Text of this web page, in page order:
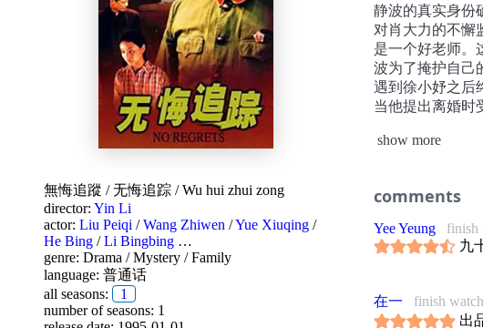
無悔追蹤 /无悔追踪 /Wu hui zhui zong
director: Yin Li
actor: Liu Peiqi /Wang Zhiwen /Yue Xiuqing /
He Bing /Li Bingbing …
genre: Drama /Mystery /Family
language: 普通话
all seasons:
1
number of seasons: 1
静波的真实身份
对肖大力的不懈
是一个好老师。
波为了掩护自己
遇到徐小妤之后
当他提出离婚时
了劫难，并且由
依旧执着的监视
了好校长，他领
儿子新栀与冯静
起。昔日给冯静
安全局的大门。
show more
comments
Yee Yeung finish
九
在一 finish
出